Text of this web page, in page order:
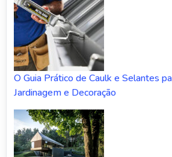
O Guia Prático de Caulk e Selantes
Jardinagem e Decoração